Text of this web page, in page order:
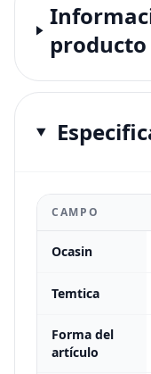
producto
CAMPO
Ocasin
Temtica
Forma del
artículo